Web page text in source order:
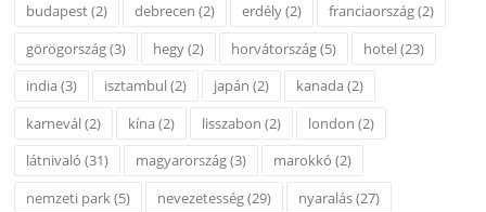
budapest(2) debrecen (2) erdély(2) franciaország(2)
görögország(3) hegy(2) horvátország(5) hotel(23)
india(3) isztambul(2) japán (2) kanada(2)
karnevál(2) kína(2) lisszabon (2) london (2)
látnivaló (31) magyarország(3) marokkó (2)
nemzeti park (5) nevezetesség(29) nyaralás(27)